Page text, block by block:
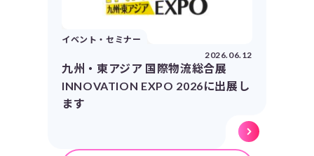
イベント・セミナー
2026.06.12
九州・東アジア 国際物流総合展
INNOVATION EXPO 2026に出展し
ます